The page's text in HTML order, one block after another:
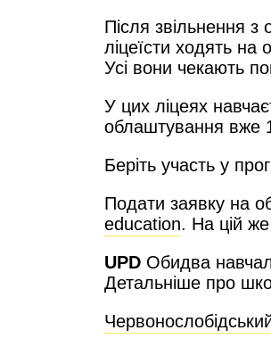
Після звільнення з
ліцеїсти ходять на
Усі вони чекають
У цих ліцеях
облаштування вже
Беріть участь у
Подати заявку на
education. На цій
UPD Обидва
Детальніше про